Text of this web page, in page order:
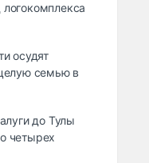
осудят
семью в
до Тулы
четырех